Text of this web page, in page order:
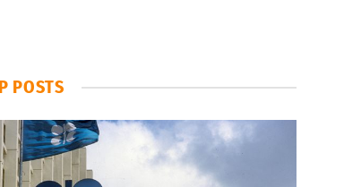
POSTS